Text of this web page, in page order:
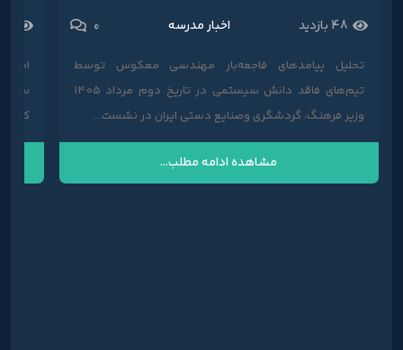
48 بازدید اخبار مدرسه 0
تحلیل پیامدهای فاجعه‌بار مهندسی معکوس توسط
تیم‌های فاقد دانش سیستمی در تاریخ دوم مرداد 1405
وزیر فرهنگ، گردشگری وصنایع دستی ایران در نشست...
مشاهده ادامه مطلب...
سوال
که